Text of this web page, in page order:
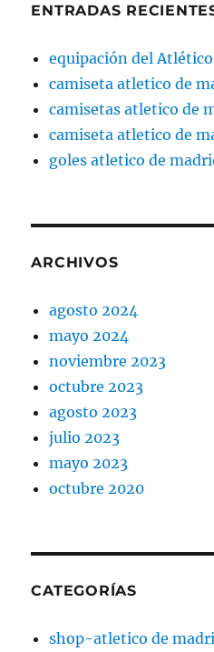
ENTRADAS
equipación del
camiseta atletico de
camisetas atletico de
camiseta atletico de
goles atletico de
ARCHIVOS
agosto 2024
mayo 2024
noviembre 2023
octubre 2023
agosto 2023
julio 2023
mayo 2023
octubre 2020
CATEGORÍAS
shop-atletico de